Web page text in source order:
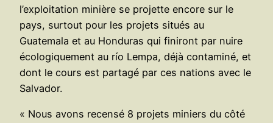
l’exploitation minière se projette encore sur le
pays, surtout pour les projets situés au
Guatemala et au Honduras qui finiront par nuire
écologiquement au río Lempa, déjà contaminé, et
dont le cours est partagé par ces nations avec le
Salvador.
« Nous avons recensé 8 projets miniers du côté